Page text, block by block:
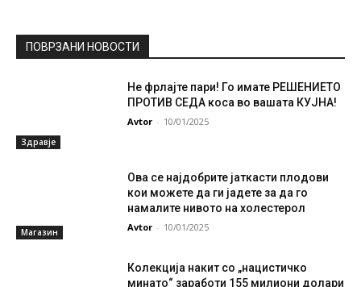
ПОВРЗАНИ НОВОСТИ
Здравје
Не фрлајте пари! Го имате РЕШЕНИЕТО
ПРОТИВ СЕДА коса во вашата КУЈНА!
Avtor - 10/01/2025
Магазин
Ова се најдобрите јаткасти плодови
кои можете да ги јадете за да го
намалите нивото на холестерол
Avtor - 10/01/2025
Колекција накит со „нацистичко
минато“ заработи 155 милиони долари